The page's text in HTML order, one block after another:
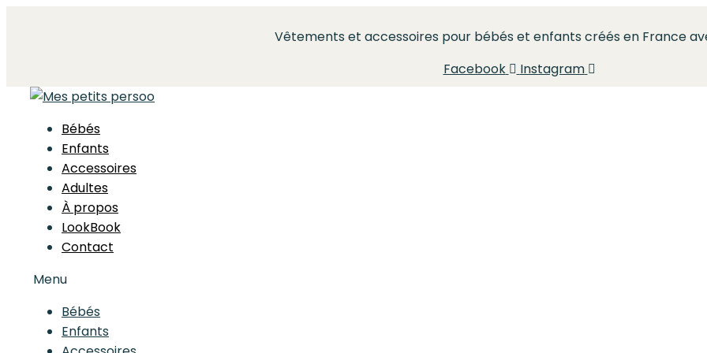
Vêtements et accessoires pour bébés et enfants créés en France
Facebook
Instagram
Bébés
Enfants
Accessoires
Adultes
À propos
LookBook
Contact
Menu
Bébés
Enfants